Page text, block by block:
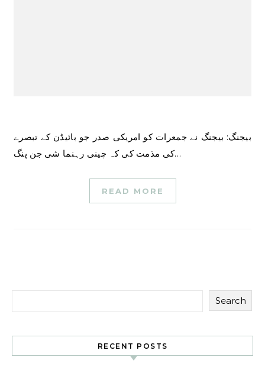
بیجنگ: بیجنگ نے جمعرات کو امریکی صدر جو بائیڈن کے تبصرے
کی مذمت کی کہ چینی رہنما شی جن پنگ…
READ MORE
Search
RECENT POSTS